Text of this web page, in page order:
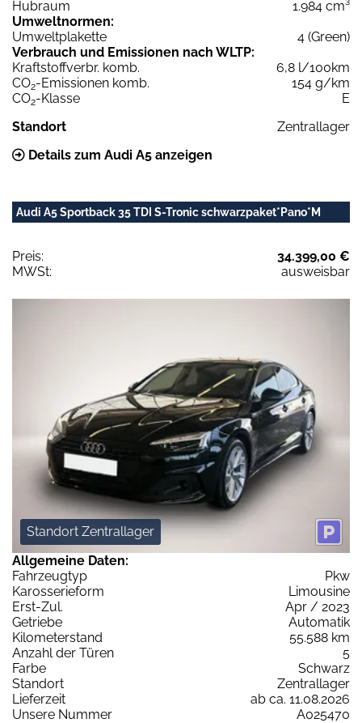
Hubraum
1.984 cm³
Umweltnormen:
Umweltplakette
4 (Green)
Verbrauch und Emissionen nach WLTP:
Kraftstoffverbr. komb.
6,8 l/100km
CO2-Emissionen komb.
154 g/km
CO2-Klasse
E
Standort
Zentrallager
Details zum Audi A5 anzeigen
Audi A5 Sportback 35 TDI S-Tronic schwarzpaket*Pano*M
Preis:
34.399,00 €
MWSt:
ausweisbar
Standort Zentrallager
Allgemeine Daten:
Fahrzeugtyp
Pkw
Karosserieform
Limousine
Erst-Zul.
Apr / 2023
Getriebe
Automatik
Kilometerstand
55.588 km
Anzahl der Türen
5
Farbe
Schwarz
Standort
Zentrallager
Lieferzeit
ab ca. 11.08.2026
Unsere Nummer
A025470